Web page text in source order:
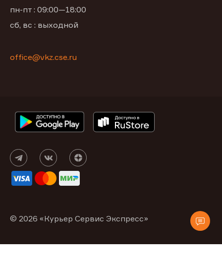
пн-пт : 09:00—18:00
сб, вс : выходной
office@vkz.cse.ru
© 2026 «Курьер Сервис Экспресс»